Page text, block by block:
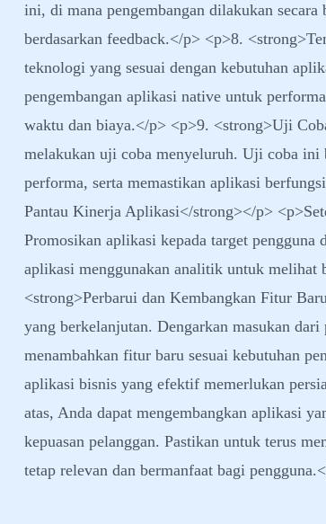
ini, di mana pengembangan dilakukan
berdasarkan feedback.</p> <p>8.
teknologi yang sesuai dengan kebutuhan
pengembangan aplikasi native untuk
waktu dan biaya.</p> <p>9. <strong>Uji
melakukan uji coba menyeluruh. Uji coba ini
performa, serta memastikan aplikasi
Pantau Kinerja Aplikasi</strong></p>
Promosikan aplikasi kepada target
aplikasi menggunakan analitik untuk melihat
<strong>Perbarui dan Kembangkan Fitur
yang berkelanjutan. Dengarkan masukan
menambahkan fitur baru sesuai kebutuhan
aplikasi bisnis yang efektif memerlukan
atas, Anda dapat mengembangkan aplikasi
kepuasan pelanggan. Pastikan untuk terus
tetap relevan dan bermanfaat bagi